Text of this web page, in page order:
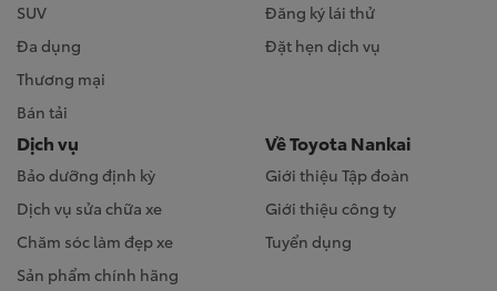
SUV
Đa dụng
Thương mại
Bán tải
Đăng ký lái thử
Đặt hẹn dịch vụ
Dịch vụ
Bảo dưỡng định kỳ
Dịch vụ sửa chữa xe
Chăm sóc làm đẹp xe
Sản phẩm chính hãng
Về Toyota Nankai
Giới thiệu Tập đoàn
Giới thiệu công ty
Tuyển dụng